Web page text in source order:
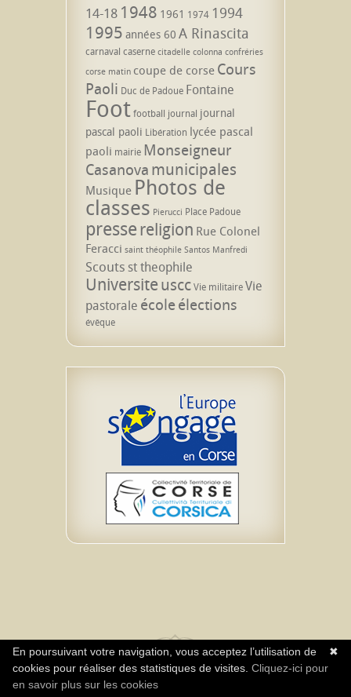
14-18 1948 1961 1974 1994
1995 années 60 A Rinascita
carnaval caserne citadelle colonna confréries
corse matin coupe de corse Cours
Paoli Duc de Padoue Fontaine
Footfootball journal journal
pascal paoli Libération lycée pascal
paoli mairie Monseigneur
Casanova municipales
Musique Photos de
classes Pierucci Place Padoue
pressereligion Rue Colonel
Feracci saint théophile Santos Manfredi
Scoutsst theophile
UniversiteusccVie militaireVie
pastorale écoleélections
évêque
Réalisation Agence Neuromediasoft - Tous
droits réservés Association A Rinascita CPIE
✖
En poursuivant votre navigation, vous acceptez l’utilisation de
cookies pour réaliser des statistiques de visites. Cliquez-ici pour
en savoir plus sur les cookies